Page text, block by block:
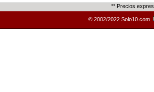
** Precios
© 2002/2022 Solo10.com